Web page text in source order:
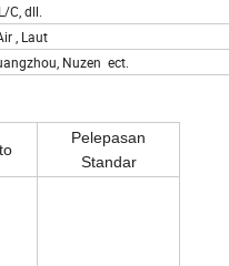
C, dll.
, Laut
Nuzen ect.
Pelepasan
Standar